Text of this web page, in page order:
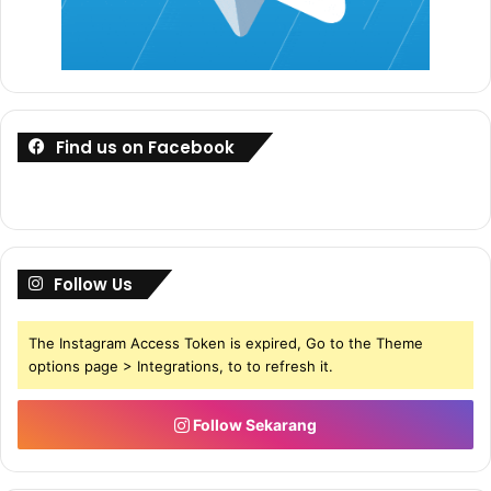
HAi SEMUA!
Find us on Facebook
Follow Us
The Instagram Access Token is expired, Go to the Theme
options page > Integrations, to to refresh it.
Follow Sekarang